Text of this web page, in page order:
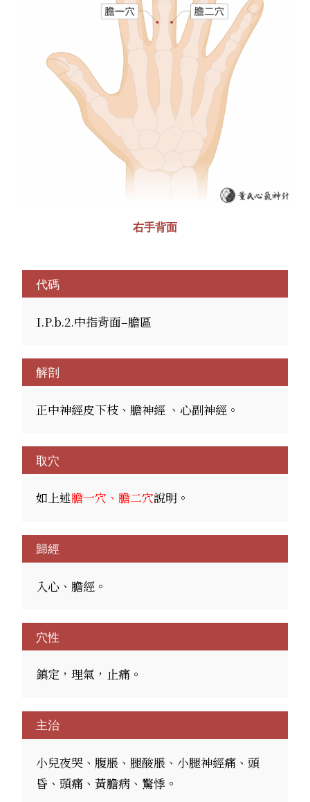
右手背面
代碼
I.P.b.2.中指背面–膽區
解剖
正中神經皮下枝、膽神經 、心副神經。
取穴
如上述膽一穴、膽二穴說明。
歸經
入心、膽經。
穴性
鎮定，理氣，止痛。
主治
小兒夜哭、腹脹、腿酸脹、小腿神經痛、頭
昏、頭痛、黃膽病、驚悸。